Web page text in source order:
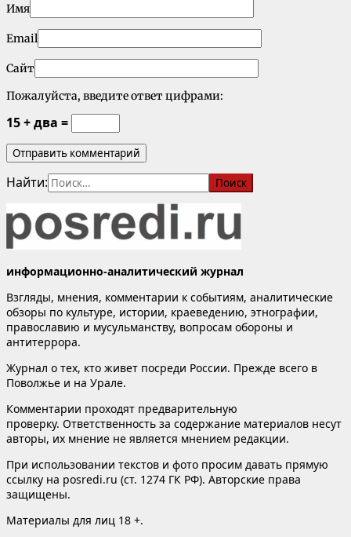
Имя
Email
Сайт
Пожалуйста, введите ответ цифрами:
15 + два =
Найти:
информационно-аналитический журнал
Взгляды, мнения, комментарии к событиям, аналитические
обзоры по культуре, истории, краеведению, этнографии,
православию и мусульманству, вопросам обороны и
антитеррора.
Журнал о тех, кто живет посреди России. Прежде всего в
Поволжье и на Урале.
Комментарии проходят предварительную
проверку. Ответственность за содержание материалов несут
авторы, их мнение не является мнением редакции.
При использовании текстов и фото просим давать прямую
ссылку на posredi.ru (ст. 1274 ГК РФ). Авторские права
защищены.
Материалы для лиц 18 +.